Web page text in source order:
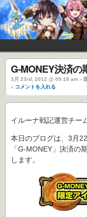
G-MONEY決済の
3月 23rd, 2012 @ 09:18 am ›
↓ コメントを入れる
イルーナ戦記運営チー
本日のブログは、3月
「G-MONEY」決済の
します。